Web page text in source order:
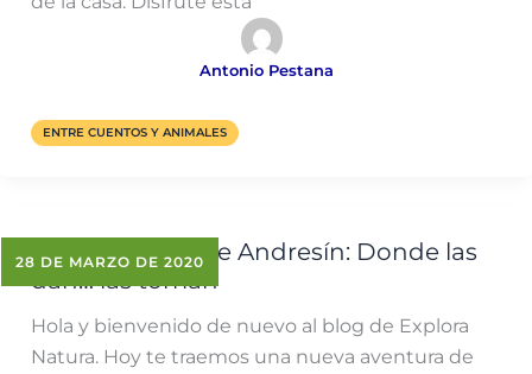
Antonio Pestana
ENTRE CUENTOS Y ANIMALES
Las aventuras de Andresín: Donde las
dan… las toman
Hola y bienvenido de nuevo al blog de Explora
Natura. Hoy te traemos una nueva aventura de
28 DE MARZO DE 2020